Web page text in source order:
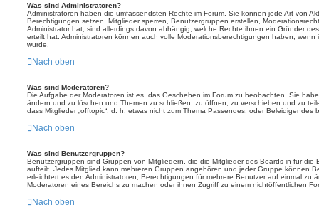
Was sind Administratoren?
Administratoren haben die umfassendsten Rechte im Forum. Sie können jede Art von
Berechtigungen setzen, Mitglieder sperren, Benutzergruppen erstellen,
Administrator hat, sind allerdings davon abhängig, welche Rechte ihnen ein Gründer
erteilt hat. Administratoren können auch volle Moderationsberechtigungen haben,
wurde.
Nach oben
Was sind Moderatoren?
Die Aufgabe der Moderatoren ist es, das Geschehen im Forum zu beobachten. Sie
ändern und zu löschen und Themen zu schließen, zu öffnen, zu verschieben und zu
dass Mitglieder „offtopic“, d. h. etwas nicht zum Thema Passendes, oder Beleidigendes
Nach oben
Was sind Benutzergruppen?
Benutzergruppen sind Gruppen von Mitgliedern, die die Mitglieder des Boards in für die
aufteilt. Jedes Mitglied kann mehreren Gruppen angehören und jeder Gruppe können
erleichtert es den Administratoren, Berechtigungen für mehrere Benutzer auf einmal zu
Moderatoren eines Bereichs zu machen oder ihnen Zugriff zu einem nichtöffentlichen
Nach oben